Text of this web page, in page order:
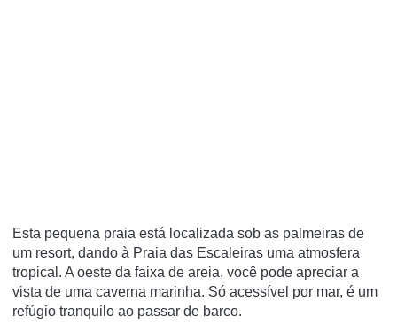
Esta pequena praia está localizada sob as palmeiras de
um resort, dando à Praia das Escaleiras uma atmosfera
tropical. A oeste da faixa de areia, você pode apreciar a
vista de uma caverna marinha. Só acessível por mar, é um
refúgio tranquilo ao passar de barco.